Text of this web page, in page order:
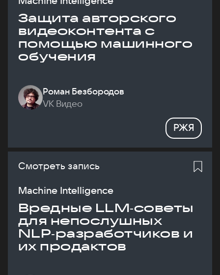
Защита авторского
видеоконтента с
помощью машинного
обучения
Роман Безбородов
VK Видео
РЖЯ
Смотреть запись
Machine Intelligence
Вредные LLM‑советы
для непослушных
NLP‑разработчиков и
их продактов